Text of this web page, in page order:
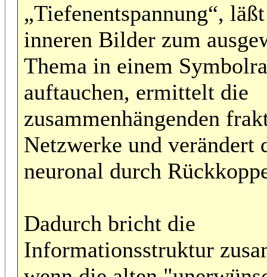
„Tiefenentspannung“,
inneren Bilder zum
Thema in einem
auftauchen, ermittelt die
zusammenhängenden
Netzwerke und verändert
neuronal durch
Dadurch bricht die
Informationsstruktur